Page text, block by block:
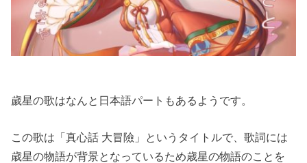
歲星の歌はなんと日本語パートもあるようです。
この歌は「真心話 大冒險」というタイトルで、歌詞には
歳星の物語が背景となっているため歳星の物語のことを